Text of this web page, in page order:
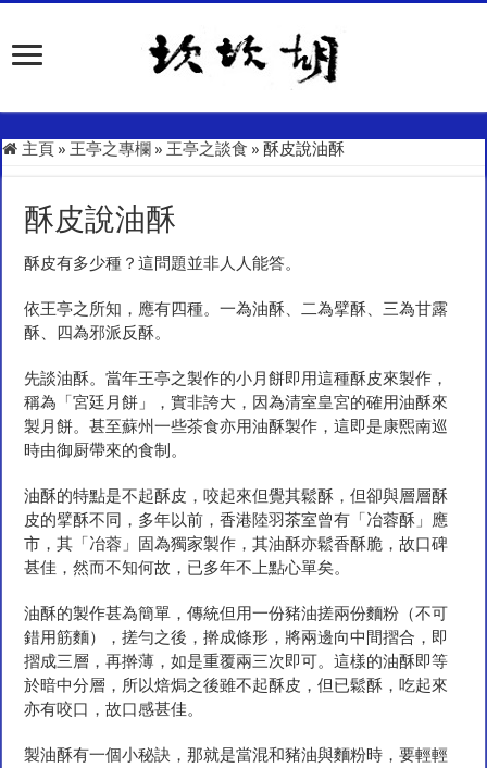
主頁 » 王亭之專欄 » 王亭之談食 » 酥皮說油酥
酥皮說油酥
酥皮有多少種？這問題並非人人能答。
依王亭之所知，應有四種。一為油酥、二為擘酥、三為甘露
酥、四為邪派反酥。
先談油酥。當年王亭之製作的小月餅即用這種酥皮來製作，
稱為「宮廷月餅」，實非誇大，因為清室皇宮的確用油酥來
製月餅。甚至蘇州一些茶食亦用油酥製作，這即是康煕南巡
時由御厨帶來的食制。
油酥的特點是不起酥皮，咬起來但覺其鬆酥，但卻與層層酥
皮的擘酥不同，多年以前，香港陸羽茶室曾有「冶蓉酥」應
市，其「冶蓉」固為獨家製作，其油酥亦鬆香酥脆，故口碑
甚佳，然而不知何故，已多年不上點心單矣。
油酥的製作甚為簡單，傳統但用一份豬油搓兩份麵粉（不可
錯用筋麵），搓勻之後，擀成條形，將兩邊向中間摺合，即
摺成三層，再擀薄，如是重覆兩三次即可。這樣的油酥即等
於暗中分層，所以焙焗之後雖不起酥皮，但已鬆酥，吃起來
亦有咬口，故口感甚佳。
製油酥有一個小秘訣，那就是當混和豬油與麵粉時，要輕輕